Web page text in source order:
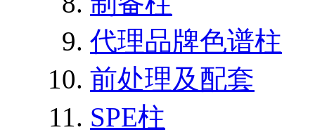
代理品牌色谱柱
前处理及配套
SPE柱